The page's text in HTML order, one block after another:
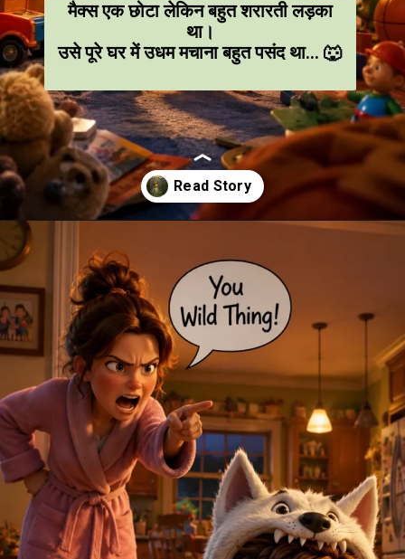
मैक्स एक छोटा लेकिन बहुत शरारती लड़का
था।
उसे पूरे घर में उधम मचाना बहुत पसंद था… 🐺